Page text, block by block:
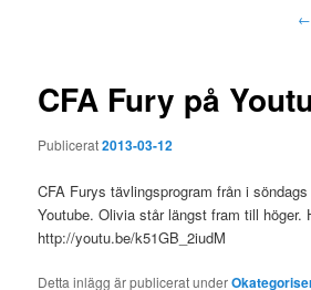
←
CFA Fury på
Publicerat2013-03-12
CFA Furys tävlingsprogram från i
Youtube. Olivia står längst fram till höger.
http://youtu.be/k51GB_2iudM
Detta inlägg är publicerat under